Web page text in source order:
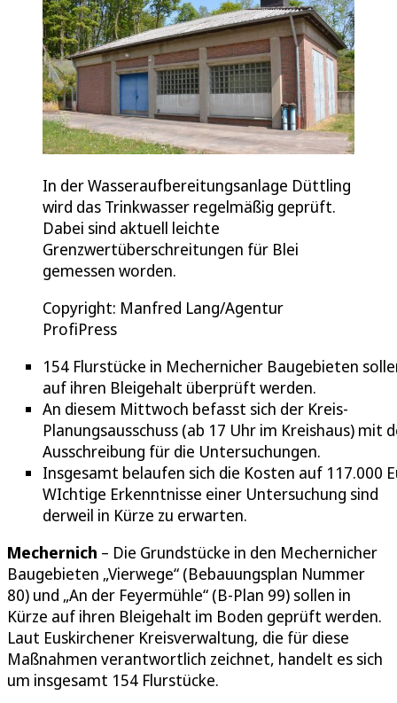
In der Wasseraufbereitungsanlage Düttling
wird das Trinkwasser regelmäßig geprüft.
Dabei sind aktuell leichte
Grenzwertüberschreitungen für Blei
gemessen worden.
Copyright: Manfred Lang/Agentur
ProfiPress
154 Flurstücke in Mechernicher Baugebieten
auf ihren Bleigehalt überprüft werden.
An diesem Mittwoch befasst sich der Kreis-
Planungsausschuss (ab 17 Uhr im Kreishaus) mit
Ausschreibung für die Untersuchungen.
Insgesamt belaufen sich die Kosten auf 117.000
WIchtige Erkenntnisse einer Untersuchung sind
derweil in Kürze zu erwarten.
Mechernich – Die Grundstücke in den Mechernicher
Baugebieten „Vierwege“ (Bebauungsplan Nummer
80) und „An der Feyermühle“ (B-Plan 99) sollen in
Kürze auf ihren Bleigehalt im Boden geprüft werden.
Laut Euskirchener Kreisverwaltung, die für diese
Maßnahmen verantwortlich zeichnet, handelt es sich
um insgesamt 154 Flurstücke.